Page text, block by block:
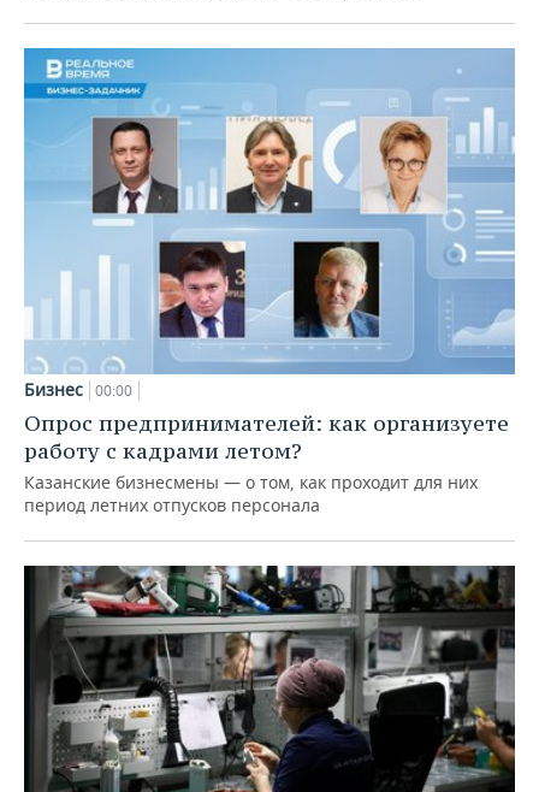
Бизнес 00:00
Опрос предпринимателей: как организуете
работу с кадрами летом?
Казанские бизнесмены — о том, как проходит для них
период летних отпусков персонала